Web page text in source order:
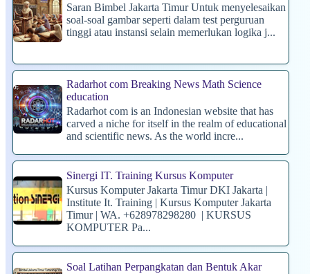
Saran Bimbel Jakarta Timur Untuk menyelesaikan
soal-soal gambar seperti dalam test perguruan
tinggi atau instansi selain memerlukan logika j...
Radarhot com Breaking News Math Science
education
Radarhot com is an Indonesian website that has
carved a niche for itself in the realm of educational
and scientific news. As the world incre...
Sinergi IT. Training Kursus Komputer
Kursus Komputer Jakarta Timur DKI Jakarta |
Institute It. Training | Kursus Komputer Jakarta
Timur | WA. +628978298280 | KURSUS
KOMPUTER Pa...
Soal Latihan Perpangkatan dan Bentuk Akar